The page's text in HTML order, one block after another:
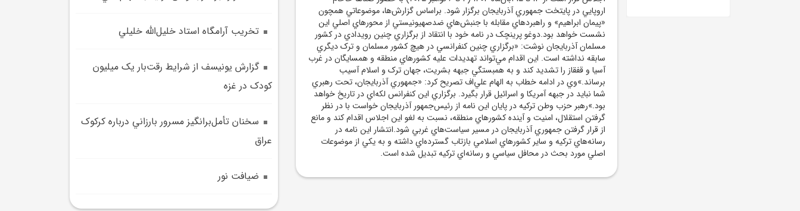
اروپايي در پايتخت جمهوري آذربايجان برگزار شود. براساس گزارش‌ها، موضوعاتي همچون
«پيمان‌ ابراهيم» و راهبردهاي مقابله با جنبش‌هاي ضدصهيونيستي از محورهاي اصلي اين
نشست خواهد بود.دوغو پرينچک در نامه خود با انتقاد از برگزاري چنين رويدادي در کشور
مسلمان آذربايجان نوشت: «برگزاري چنين کنفرانسي در هيچ کشور مسلمان و ترک ديگري
سابقه نداشته است. اين اقدام مي‌تواند تهديدات عليه کشورهاي منطقه و همسايگان در غرب
آسيا و قفقاز را تشديد کند و به همبستگي جبهه بشريت، جهان ترک و اسلام آسيب
برساند.»وي در ادامه خطاب به الهام علي‌اف تصريح کرد: «جمهوري آذربايجان، تحت رهبري
شما نبايد در جبهه آمريکا و اسرائيل قرار بگيرد. برگزاري اين کنفرانس لکه‌اي در تاريخ خواهد
بود.»رهبر حزب وطن ترکيه در پايان اين نامه از رئيس‌جمهور آذربايجان خواست با در نظر
گرفتن استقلال، امنيت و آينده کشورهاي منطقه، نسبت به لغو اين اجلاس اقدام کند و مانع
از قرار گرفتن جمهوري آذربايجان در مسير سياست‌هاي غربي شود.انتشار اين نامه در
رسانه‌هاي ترکيه و ساير کشورهاي اسلامي بازتاب گسترده‌اي داشته و به يکي از موضوعات
اصلي مورد بحث در محافل سياسي و رسانه‌اي ترکيه تبديل شده است.
تخريب آرامگاه استاد خليل‌الله خليلي
گزارش يونيسف از شرايط رقت‌بار يک ميليون
کودک در غزه
سخنان تأمل‌برانگيز مسرور بارزاني درباره کرکوک
عراق
ضيافت نور